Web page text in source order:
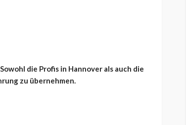
die Profis in Hannover als auch die
zu übernehmen.